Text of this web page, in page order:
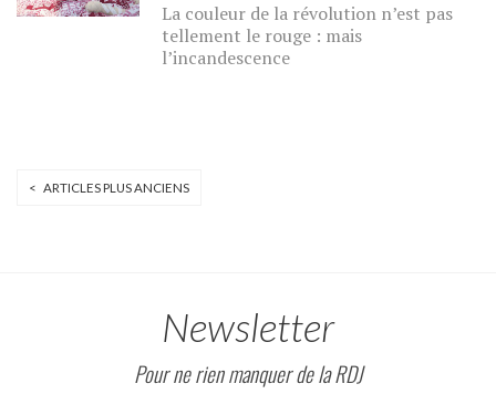
La couleur de la révolution n’est pas
tellement le rouge : mais
l’incandescence
< ARTICLES PLUS ANCIENS
Newsletter
Pour ne rien manquer de la RDJ